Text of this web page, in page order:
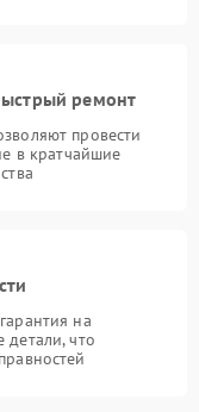
ремонт
провести
в кратчайшие
на
что